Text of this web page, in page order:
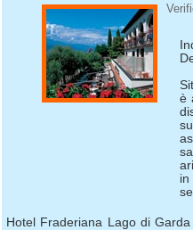
è
in
Hotel Fraderiana Lago di